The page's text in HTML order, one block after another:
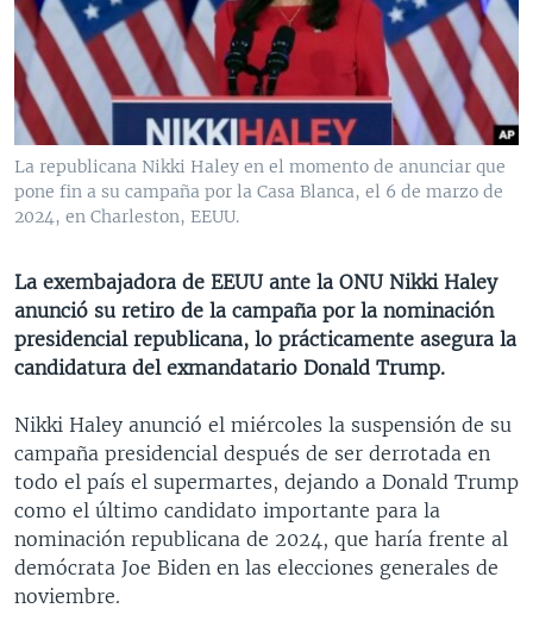
VENEZUELA
BRASIL
NICARAGUA
ECONOMÍA
ENTRETENIMIENTO Y CULTURA
TECNOLOGÍA
DEPORTES
CIENCIA Y SALUD
MULTIMEDIA
VIDEOS
FOTOGRAFÍA
AUDIOS
PROGRAMAS TV
EL MUNDO AL DÍA
FORO INTERAMERICANO
VISIÓN 360
PANORAMA
RADIO
AVANCE INFORMATIVO
AUDIONOTICIAS
ESTADOS UNIDOS AL DÍA
EL MUNDO AL DÍA [RADIO]
FORO [RADIO]
NOTA ECONÓMICA
ENTRETENIMIENTO
DIRECT
DOCUMENTALES DE LA VOA
SÍGANOS
Idiomas
La republicana Nikki Haley en el momento de anunciar que
pone fin a su campaña por la Casa Blanca, el 6 de marzo de
2024, en Charleston, EEUU.
La exembajadora de EEUU ante la ONU Nikki Haley
anunció su retiro de la campaña por la nominación
presidencial republicana, lo prácticamente asegura la
candidatura del exmandatario Donald Trump.
Nikki Haley anunció el miércoles la suspensión de su
campaña presidencial después de ser derrotada en
todo el país el supermartes, dejando a Donald Trump
como el último candidato importante para la
nominación republicana de 2024, que haría frente al
demócrata Joe Biden en las elecciones generales de
noviembre.